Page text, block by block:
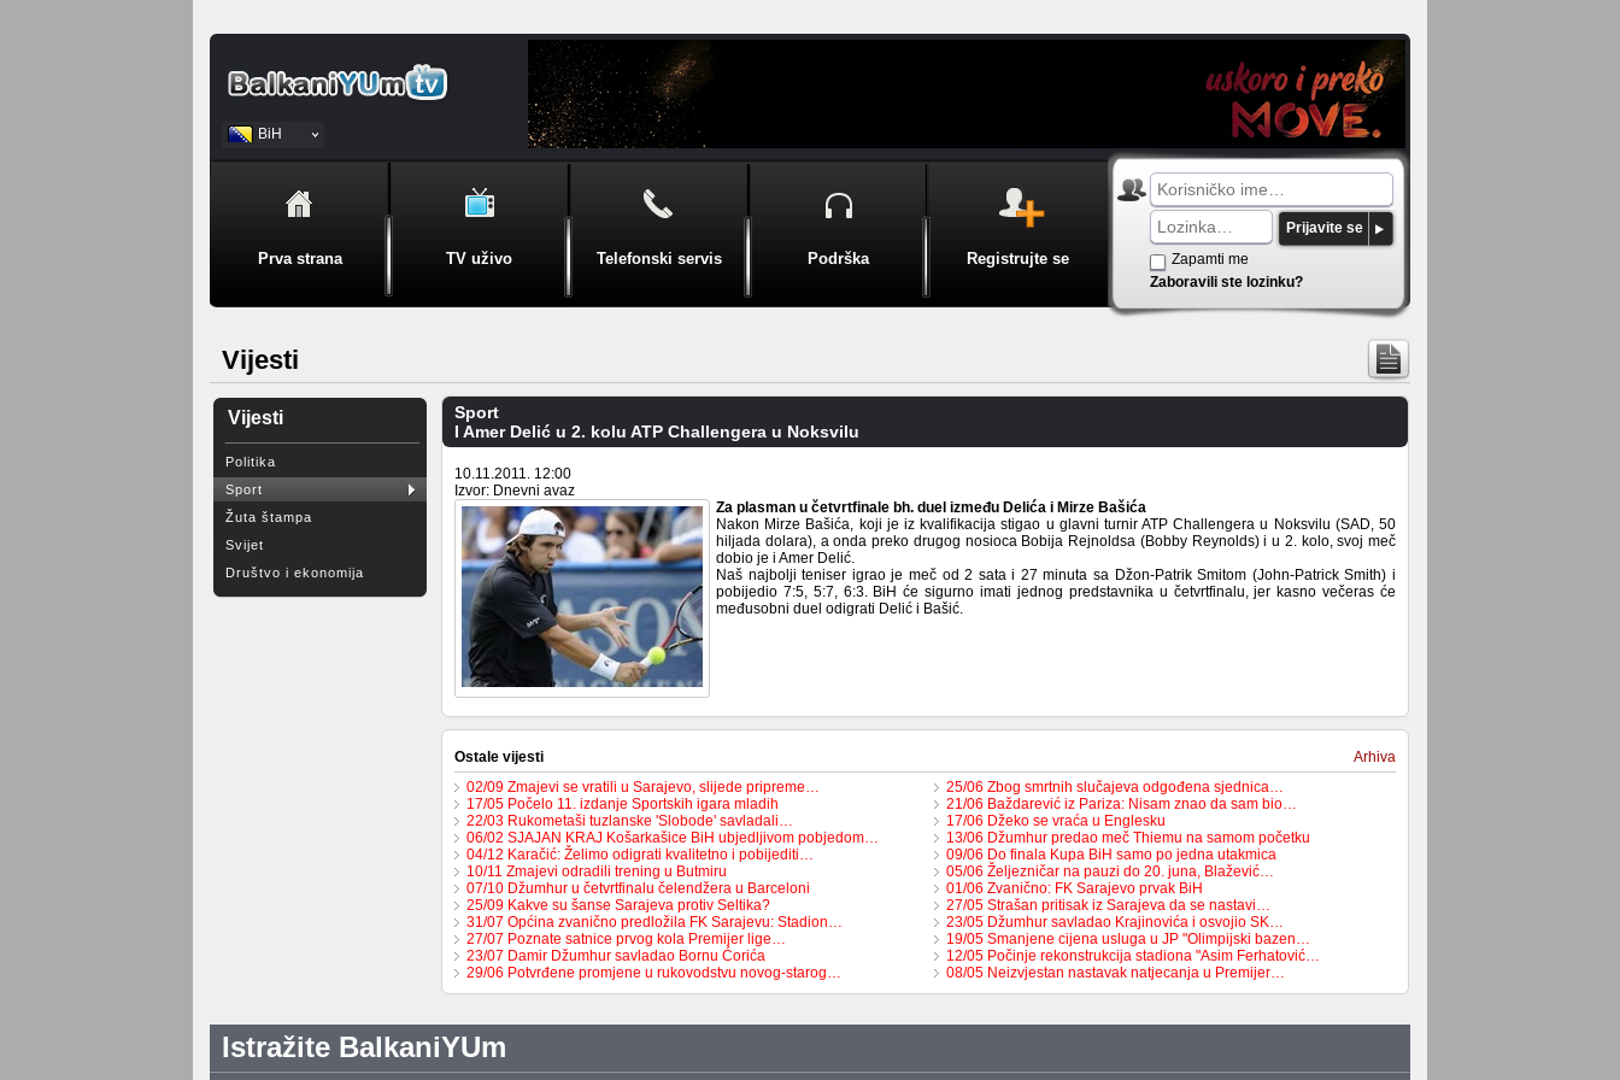
BiH
Srpski
Prva strana TV uživo Telefonski servis Podrška Registrujte se
Prijavite se
Zapamti me
Zaboravili ste lozinku?
Vijesti
Vijesti
Politika
Sport
Žuta štampa
Svijet
Društvo i ekonomija
Sport
I Amer Delić u 2. kolu ATP Challengera u Noksvilu
10.11.2011. 12:00
Izvor: Dnevni avaz
Za plasman u četvrtfinale bh. duel između Delića i Mirze Bašića
Nakon Mirze Bašića, koji je iz kvalifikacija stigao u glavni turnir ATP Challengera u Noksvilu (SAD, 50
hiljada dolara), a onda preko drugog nosioca Bobija Rejnoldsa (Bobby Reynolds) i u 2. kolo, svoj meč
dobio je i Amer Delić.
Naš najbolji teniser igrao je meč od 2 sata i 27 minuta sa Džon-Patrik Smitom (John-Patrick Smith) i
pobijedio 7:5, 5:7, 6:3. BiH će sigurno imati jednog predstavnika u četvrtfinalu, jer kasno večeras će
međusobni duel odigrati Delić i Bašić.
Ostale vijesti
Arhiva
02/09 Zmajevi se vratili u Sarajevo, slijede pripreme…
17/05 Počelo 11. izdanje Sportskih igara mladih
22/03 Rukometaši tuzlanske 'Slobode' savladali…
06/02 SJAJAN KRAJ Košarkašice BiH ubjedljivom pobjedom…
04/12 Karačić: Želimo odigrati kvalitetno i pobijediti…
10/11 Zmajevi odradili trening u Butmiru
07/10 Džumhur u četvrtfinalu čelendžera u Barceloni
25/09 Kakve su šanse Sarajeva protiv Seltika?
31/07 Općina zvanično predložila FK Sarajevu: Stadion…
27/07 Poznate satnice prvog kola Premijer lige…
23/07 Damir Džumhur savladao Bornu Ćorića
29/06 Potvrđene promjene u rukovodstvu novog-starog…
25/06 Zbog smrtnih slučajeva odgođena sjednica…
21/06 Baždarević iz Pariza: Nisam znao da sam bio…
17/06 Džeko se vraća u Englesku
13/06 Džumhur predao meč Thiemu na samom početku
09/06 Do finala Kupa BiH samo po jedna utakmica
05/06 Željezničar na pauzi do 20. juna, Blažević…
01/06 Zvanično: FK Sarajevo prvak BiH
27/05 Strašan pritisak iz Sarajeva da se nastavi…
23/05 Džumhur savladao Krajinovića i osvojio SK…
19/05 Smanjene cijena usluga u JP "Olimpijski bazen…
12/05 Počinje rekonstrukcija stadiona "Asim Ferhatović…
08/05 Neizvjestan nastavak natjecanja u Premijer…
Istražite BalkaniYUm